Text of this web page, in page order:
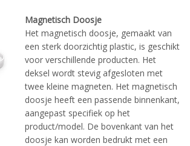
Magnetisch Doosje
Het magnetisch doosje, gemaakt van
een sterk doorzichtig plastic, is geschikt
voor verschillende producten. Het
deksel wordt stevig afgesloten met
twee kleine magneten. Het magnetisch
doosje heeft een passende binnenkant,
aangepast specifiek op het
product/model. De bovenkant van het
doosje kan worden bedrukt met een